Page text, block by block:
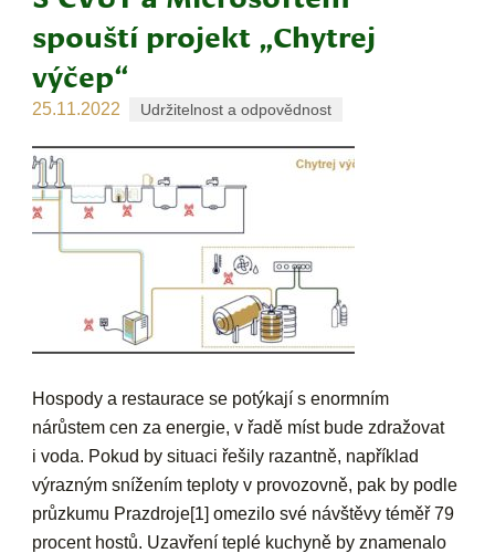
spouští projekt „Chytrej
výčep“
25.11.2022 Udržitelnost a odpovědnost
Hospody a restaurace se potýkají s enormním
nárůstem cen za energie, v řadě míst bude zdražovat
i voda. Pokud by situaci řešily razantně, například
výrazným snížením teploty v provozovně, pak by podle
průzkumu Prazdroje[1] omezilo své návštěvy téměř 79
procent hostů. Uzavření teplé kuchyně by znamenalo